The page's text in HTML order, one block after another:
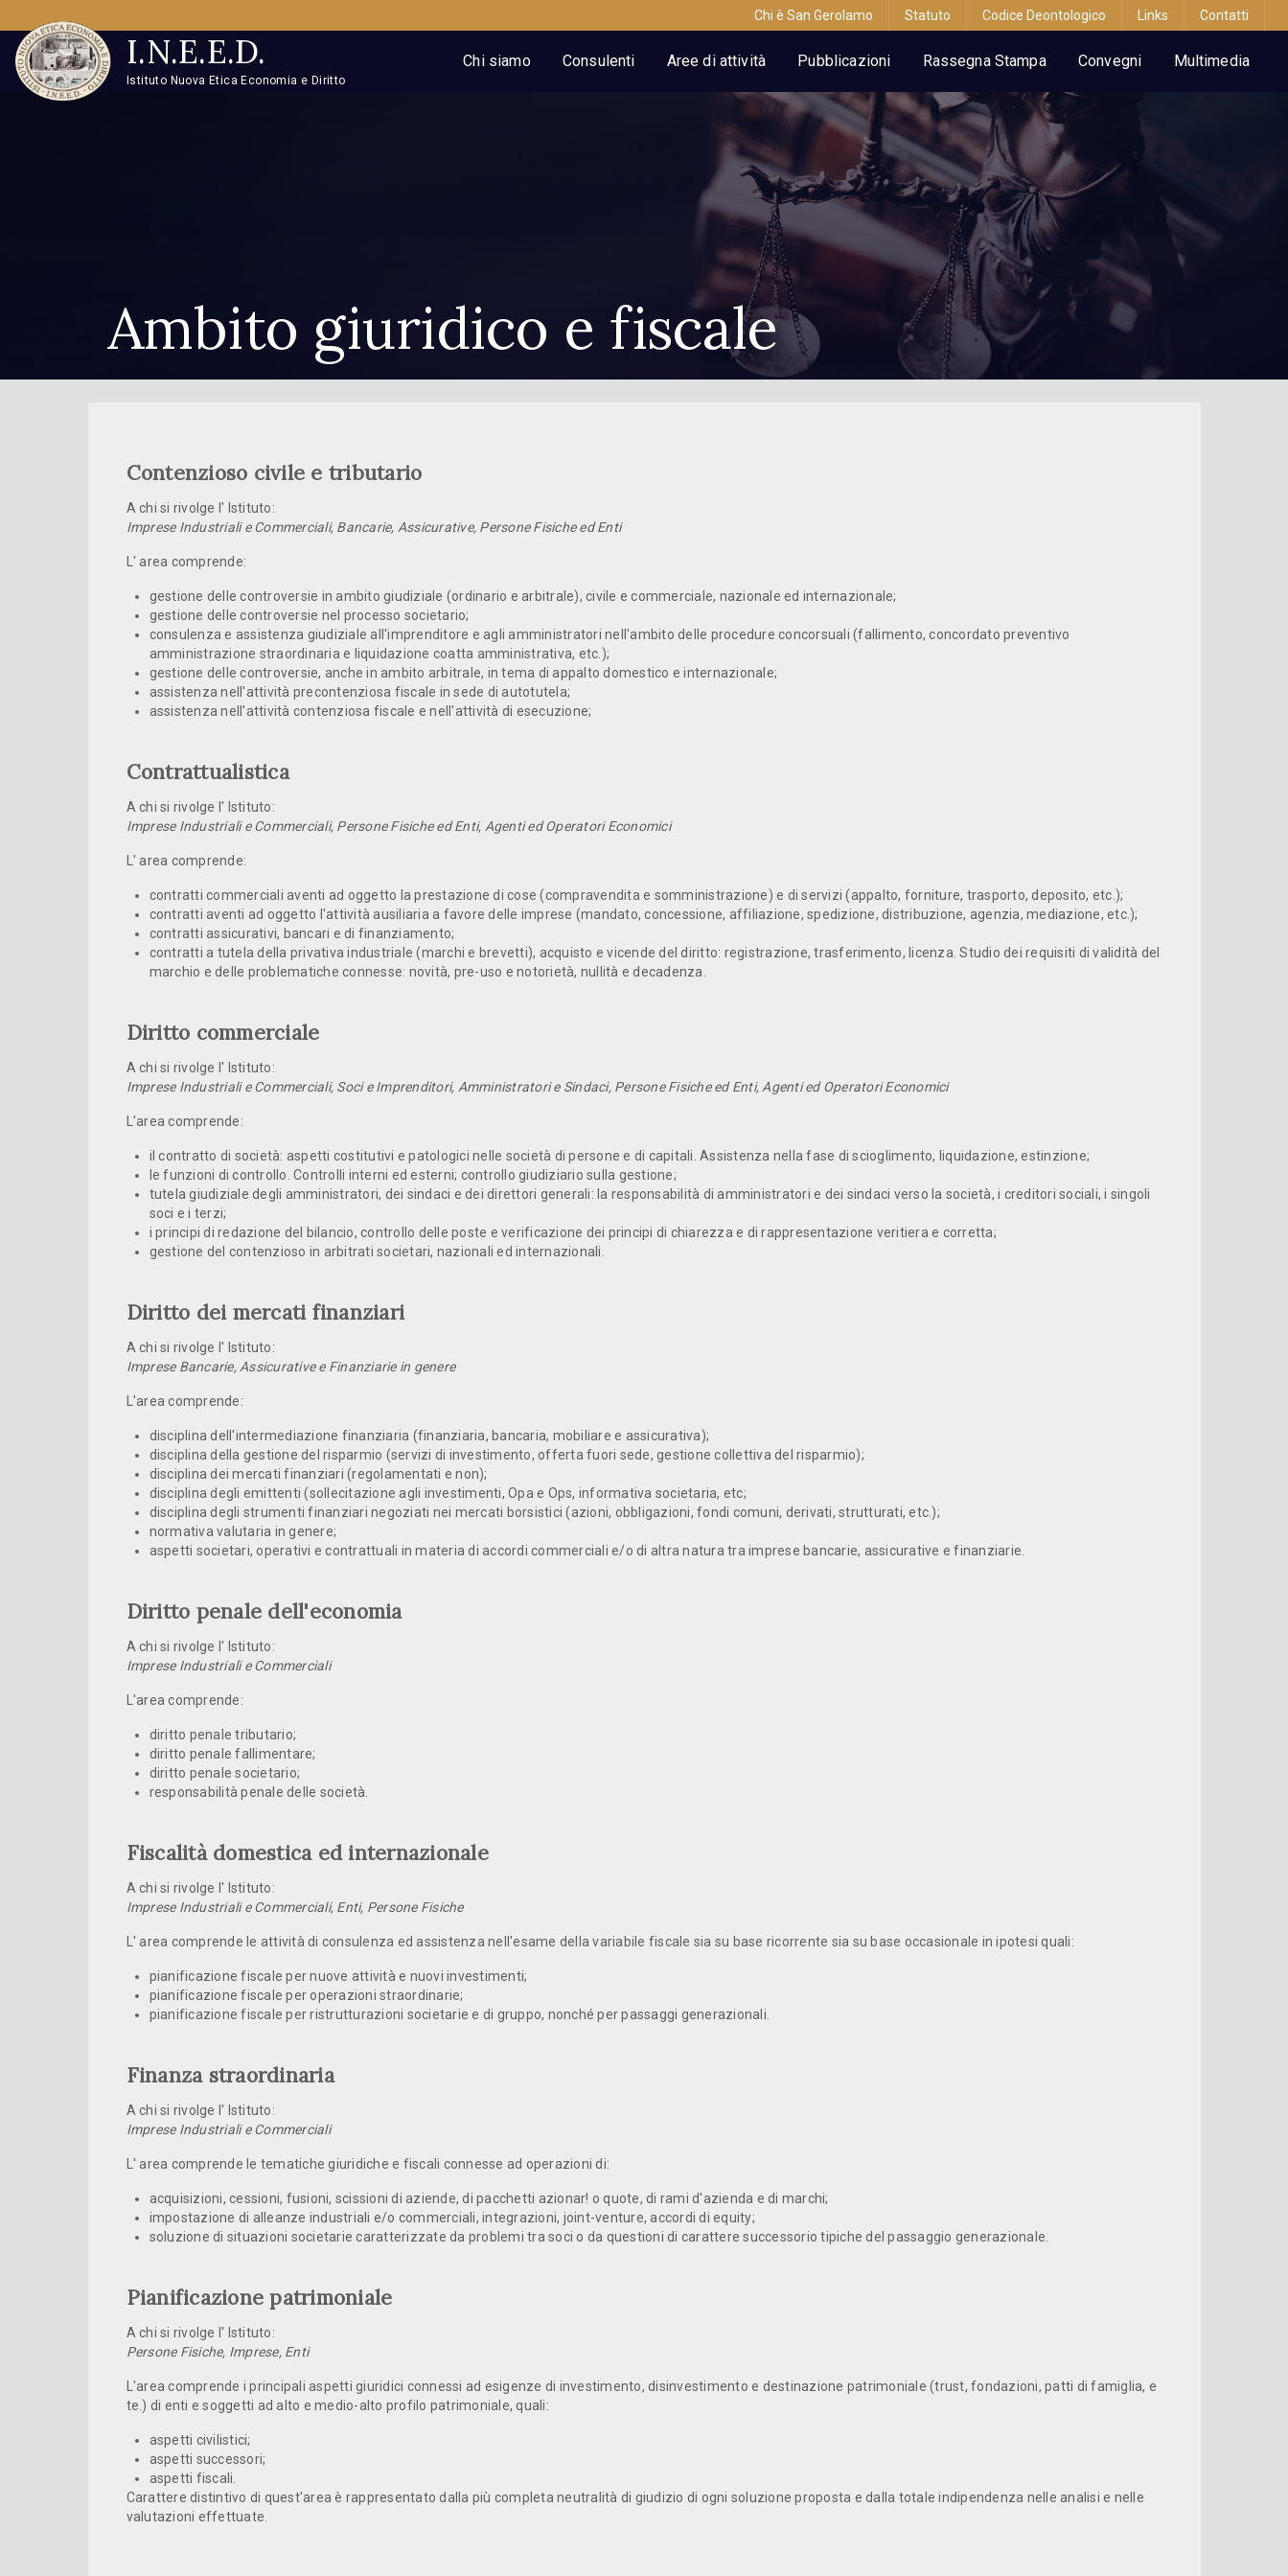
Chi è San Gerolamo Statuto Codice Deontologico Links Contatti
I.N.E.E.D.
Istituto Nuova Etica Economia e Diritto
Chi siamo Consulenti Aree di attività Pubblicazioni Rassegna Stampa Convegni Multimedia
Ambito giuridico e fiscale
Contenzioso civile e tributario
A chi si rivolge l' Istituto:
Imprese Industriali e Commerciali, Bancarie, Assicurative, Persone Fisiche ed Enti
L' area comprende:
gestione delle controversie in ambito giudiziale (ordinario e arbitrale), civile e commerciale, nazionale ed internazionale;
gestione delle controversie nel processo so­cietario;
consulenza e assistenza giudiziale all'impren­ditore e agli amministratori nell'ambito delle procedure concorsuali (fallimento, concordato preventivo
amministrazione straordinaria e liquidazione coatta amministrativa, etc.);
gestione delle controversie, anche in ambito arbitrale, in tema di appalto domestico e internazionale;
assistenza nell'attività precontenziosa fiscale in sede di autotutela;
assistenza nell'attività contenziosa fiscale e nell'attività di esecuzione;
Contrattualistica
A chi si rivolge l' Istituto:
Imprese Industriali e Commerciali, Persone Fisiche ed Enti, Agenti ed Operatori Economici
L' area comprende:
contratti commerciali aventi ad oggetto la prestazione di cose (compravendita e sommi­nistrazione) e di servizi (appalto, forniture, trasporto, deposito, etc.);
contratti aventi ad oggetto l'attività ausiliaria a favore delle imprese (mandato, concessione, affiliazione, spedizione, distribuzione, agenzia, mediazione, etc.);
contratti assicurativi, bancari e di finanziamento;
contratti a tutela della privativa industriale (marchi e brevetti), acquisto e vicende del diritto: registrazione, trasferimento, licenza. Studio dei requisiti di validità del
marchio e delle problematiche connesse: novità, pre-uso e notorietà, nullità e decadenza.
Diritto commerciale
A chi si rivolge l' Istituto:
Imprese Industriali e Commerciali, Soci e Imprenditori, Amministratori e Sindaci, Persone Fisiche ed Enti, Agenti ed Operatori Economici
L'area comprende:
il contratto di società: aspetti costitutivi e patologici nelle società di persone e di capitali. Assistenza nella fase di scioglimento, liquida­zione, estinzione;
le funzioni di controllo. Controlli interni ed esterni; controllo giudiziario sulla gestione;
tutela giudiziale degli amministratori, dei sindaci e dei direttori generali: la responsabilità di amministratori e dei sindaci verso la società, i creditori sociali, i singoli
soci e i terzi;
i principi di redazione del bilancio, controllo delle poste e verificazione dei principi di chia­rezza e di rappresentazione veritiera e corretta;
gestione del contenzioso in arbitrati societari, nazionali ed internazionali.
Diritto dei mercati finanziari
A chi si rivolge l' Istituto:
Imprese Bancarie, Assicurative e Finanziarie in genere
L'area comprende:
disciplina dell'intermediazione finanziaria (finanziaria, bancaria, mobiliare e assicurativa);
disciplina della gestione del risparmio (servizi di investimento, offerta fuori sede, gestione collettiva del risparmio);
disciplina dei mercati finanziari (regolamentati e non);
disciplina degli emittenti (sollecitazione agli investimenti, Opa e Ops, informativa societaria, etc;
disciplina degli strumenti finanziari negoziati nei mercati borsistici (azioni, obbligazioni, fondi comuni, derivati, strutturati, etc.);
normativa valutaria in genere;
aspetti societari, operativi e contrattuali in materia di accordi commerciali e/o di altra natura tra imprese bancarie, assicurative e finanziarie.
Diritto penale dell'economia
A chi si rivolge l' Istituto:
Imprese Industriali e Commerciali
L'area comprende:
diritto penale tributario;
diritto penale fallimentare;
diritto penale societario;
responsabilità penale delle società.
Fiscalità domestica ed internazionale
A chi si rivolge l' Istituto:
Imprese Industriali e Commerciali, Enti, Persone Fisiche
L' area comprende le attività di consulenza ed assistenza nell'esame della variabile fiscale sia su base ricorrente sia su base occasionale in ipotesi quali:
pianificazione fiscale per nuove attività e nuovi investimenti;
pianificazione fiscale per operazioni straordi­narie;
pianificazione fiscale per ristrutturazioni socie­tarie e di gruppo, nonché per passaggi gene­razionali.
Finanza straordinaria
A chi si rivolge l' Istituto:
Imprese Industriali e Commerciali
L' area comprende le tematiche giuridiche e fiscali connesse ad operazioni di:
acquisizioni, cessioni, fusioni, scissioni di aziende, di pacchetti azionar! o quote, di rami d'azienda e di marchi;
impostazione di alleanze industriali e/o com­merciali, integrazioni, joint-venture, accordi di equity;
soluzione di situazioni societarie caratterizzate da problemi tra soci o da questioni di carattere successorio tipiche del passaggio generazionale.
Pianificazione patrimoniale
A chi si rivolge l' Istituto:
Persone Fisiche, Imprese, Enti
L'area comprende i principali aspetti giuridici connessi ad esigenze di investimento, disinvesti­mento e destinazione patrimoniale (trust, fonda­zioni, patti di famiglia, e
te.) di enti e soggetti ad alto e medio-alto profilo patrimoniale, quali:
aspetti civilistici;
aspetti successori;
aspetti fiscali.
Carattere distintivo di quest'area è rappresentato dalla più completa neutralità di giudizio di ogni soluzione proposta e dalla totale indipendenza nelle analisi e nelle
valutazioni effettuate.